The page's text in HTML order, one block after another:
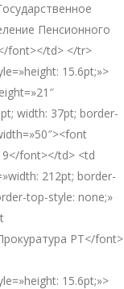
Пенсионного
font></td> </tr>
15.6pt;»>
width: 37pt; border-
font></td> <td
212pt; border-
top-style: none;»
РТ</font>
15.6pt;»>